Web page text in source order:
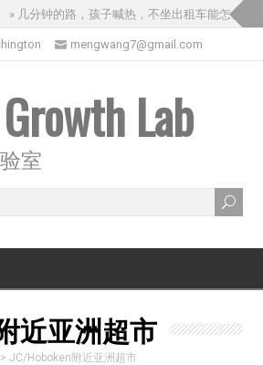
分钟的路，孩子喊热，不坐出租车能怎么办？
mengwang7@gmail.com
Lab
室
近亚洲超市
>JC/Hoboken附近亚洲超市